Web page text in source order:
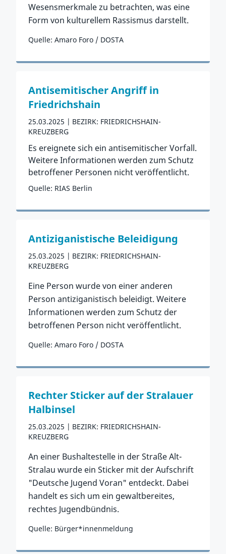
Wesensmerkmale zu betrachten, was eine
Form von kulturellem Rassismus darstellt.
Quelle: Amaro Foro / DOSTA
Zum Vorfall
Antisemitischer Angriff in
Friedrichshain
25.03.2025
BEZIRK: FRIEDRICHSHAIN-
KREUZBERG
Es ereignete sich ein antisemitischer Vorfall.
Weitere Informationen werden zum Schutz
betroffener Personen nicht veröffentlicht.
Quelle: RIAS Berlin
Zum Vorfall
Antiziganistische Beleidigung
25.03.2025
BEZIRK: FRIEDRICHSHAIN-
KREUZBERG
Eine Person wurde von einer anderen
Person antiziganistisch beleidigt. Weitere
Informationen werden zum Schutz der
betroffenen Person nicht veröffentlicht.
Quelle: Amaro Foro / DOSTA
Zum Vorfall
Rechter Sticker auf der Stralauer
Halbinsel
25.03.2025
BEZIRK: FRIEDRICHSHAIN-
KREUZBERG
An einer Bushaltestelle in der Straße Alt-
Stralau wurde ein Sticker mit der Aufschrift
"Deutsche Jugend Voran" entdeckt. Dabei
handelt es sich um ein gewaltbereites,
rechtes Jugendbündnis.
Quelle: Bürger*innenmeldung
Zum Vorfall